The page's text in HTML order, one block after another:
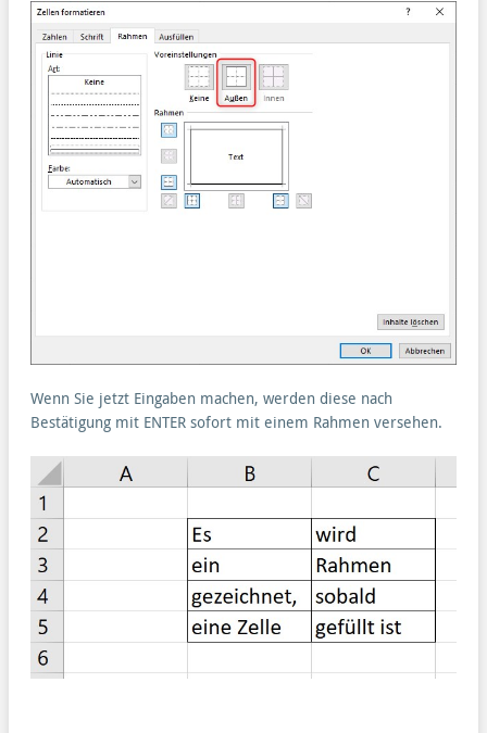
Wenn Sie jetzt Eingaben machen, werden diese nach
Bestätigung mit ENTER sofort mit einem Rahmen versehen.